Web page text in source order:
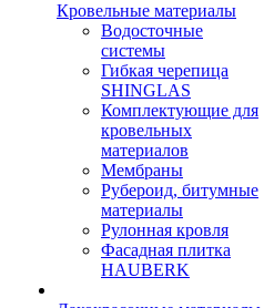
Кровельные материалы
Водосточные
системы
Гибкая черепица
SHINGLAS
Комплектующие для
кровельных
материалов
Мембраны
Рубероид, битумные
материалы
Рулонная кровля
Фасадная плитка
HAUBERK